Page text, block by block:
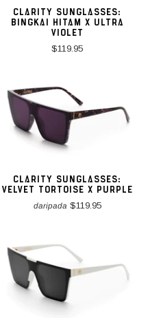
CLARITY SUNGLASSES:
BINGKAI HITAM X ULTRA
VIOLET
$119.95
CLARITY SUNGLASSES:
VELVET TORTOISE X PURPLE
daripada $119.95